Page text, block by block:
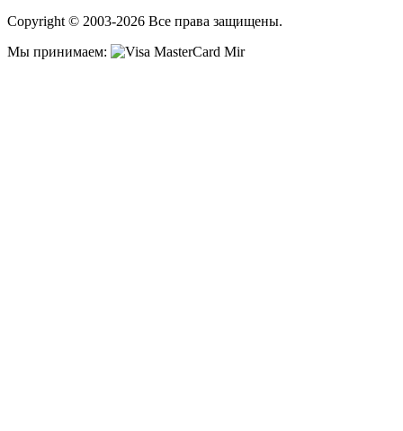
Copyright © 2003-2026 Все права защищены.
Мы принимаем: